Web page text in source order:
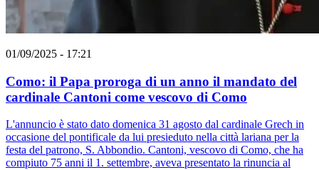
01/09/2025 - 17:21
Como: il Papa proroga di un anno il mandato del
cardinale Cantoni come vescovo di Como
L'annuncio è stato dato domenica 31 agosto dal cardinale Grech in
occasione del pontificale da lui presieduto nella città lariana per la
festa del patrono, S. Abbondio. Cantoni, vescovo di Como, che ha
compiuto 75 anni il 1. settembre, aveva presentato la rinuncia al